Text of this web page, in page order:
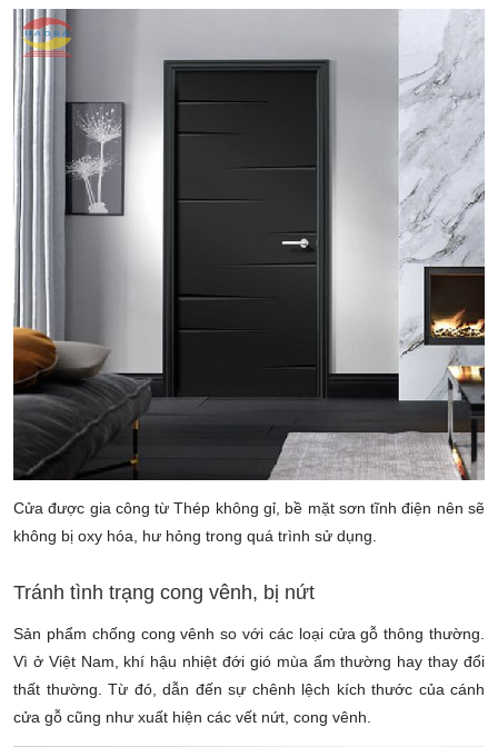
Cửa được gia công từThép không gỉ, bề mặt sơn tĩnh điện nên sẽ
không bị oxy hóa, hư hỏng trong quá trình sử dụng.
Tránh tình trạng cong vênh, bị nứt
Sản phẩm chống cong vênh so với các loại cửa gỗ thông thường.
Vì ở Việt Nam, khí hậu nhiệt đới gió mùa ẩm thường hay thay đổi
thất thường. Từ đó, dẫn đến sự chênh lệch kích thước của cánh
cửa gỗ cũng như xuất hiện các vết nứt, cong vênh.